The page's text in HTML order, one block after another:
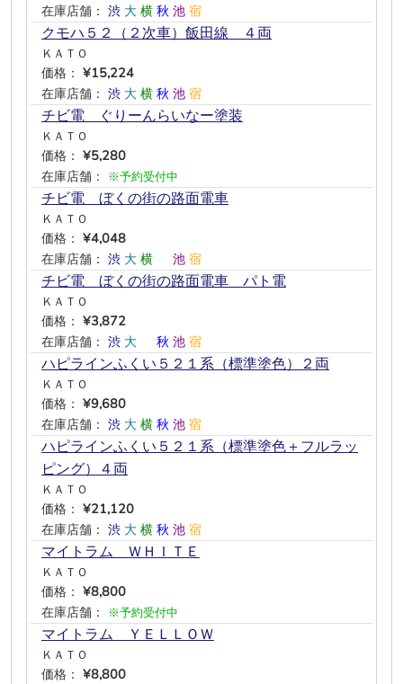
在庫店舗： 渋 大 横 秋 池 宿
クモハ５２（２次車）飯田線 ４両
ＫＡＴＯ
価格： ¥15,224
在庫店舗： 渋 大 横 秋 池 宿
チビ電 ぐりーんらいなー塗装
ＫＡＴＯ
価格： ¥5,280
在庫店舗：
※予約受付中
チビ電 ぼくの街の路面電車
ＫＡＴＯ
価格： ¥4,048
在庫店舗： 渋 大 横 池 宿
チビ電 ぼくの街の路面電車 パト電
ＫＡＴＯ
価格： ¥3,872
在庫店舗： 渋 大 秋 池 宿
ハピラインふくい５２１系（標準塗色）２両
ＫＡＴＯ
価格： ¥9,680
在庫店舗： 渋 大 横 秋 池 宿
ハピラインふくい５２１系（標準塗色＋フルラッ
ピング）４両
ＫＡＴＯ
価格： ¥21,120
在庫店舗： 渋 大 横 秋 池 宿
マイトラム ＷＨＩＴＥ
ＫＡＴＯ
価格： ¥8,800
在庫店舗：
※予約受付中
マイトラム ＹＥＬＬＯＷ
ＫＡＴＯ
価格： ¥8,800